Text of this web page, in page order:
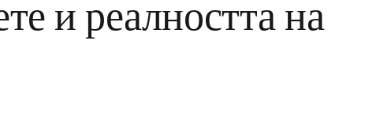
и реалността на